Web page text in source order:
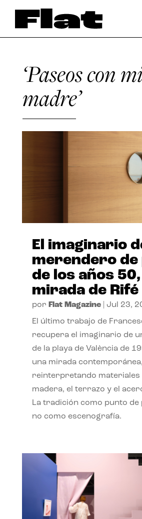
‘Paseos con
madre’
El imaginario
merendero de
de los años
mirada de Rifé
por Flat Magazine| Jul 23,
El último trabajo de
recupera el imaginario de
de la playa de València de
una mirada contemporánea,
reinterpretando materiales
madera, el terrazo y el
La tradición como punto
no como escenografía.